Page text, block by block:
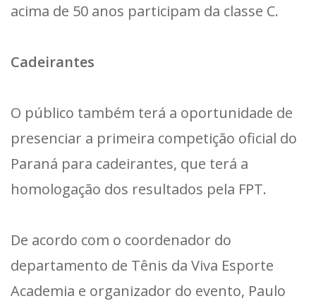
acima de 50 anos participam da classe C.
Cadeirantes
O público também terá a oportunidade de
presenciar a primeira competição oficial do
Paraná para cadeirantes, que terá a
homologação dos resultados pela FPT.
De acordo com o coordenador do
departamento de Tênis da Viva Esporte
Academia e organizador do evento, Paulo